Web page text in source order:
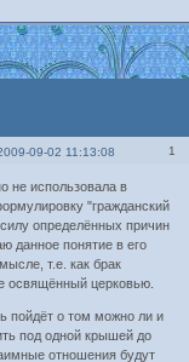
1
09-02 11:13:08
не использовала в
"гражданский
определённых причин
данное понятие в его
т.е. как брак
освящённый церковью.
пойдёт о том можно ли и
под одной крышей до
отношения будут